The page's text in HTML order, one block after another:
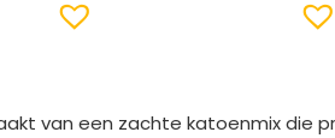
van een zachte katoenmix